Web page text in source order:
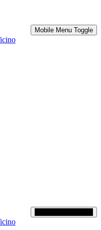
Mobile Menu Toggle